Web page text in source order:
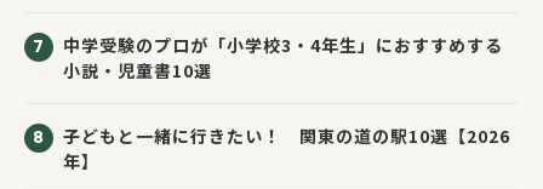
中学受験のプロが「小学校3・4年生」におすすめする
小説・児童書10選
子どもと一緒に行きたい！ 関東の道の駅10選【2026
年】